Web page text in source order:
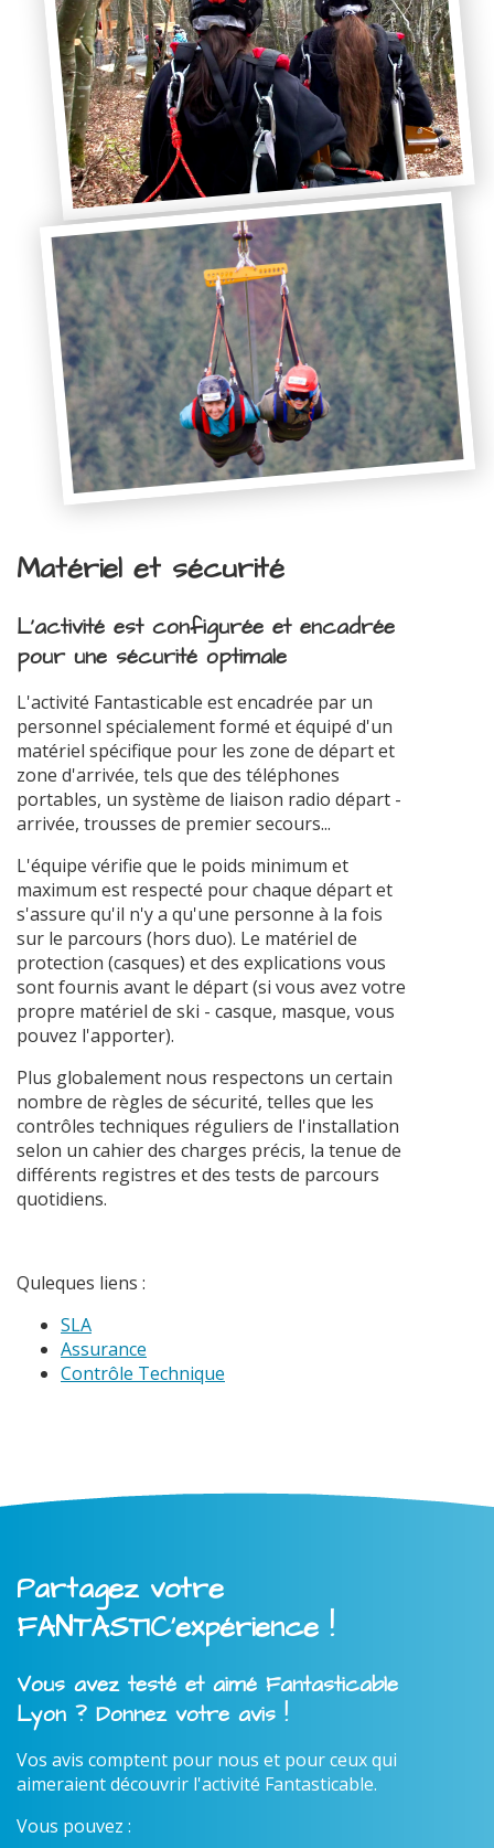
Matériel et sécurité
L'activité est configurée et encadrée
pour une sécurité optimale
L'activité Fantasticable est encadrée par un
personnel spécialement formé et équipé d'un
matériel spécifique pour les zone de départ et
zone d'arrivée, tels que des téléphones
portables, un système de liaison radio départ -
arrivée, trousses de premier secours...
L'équipe vérifie que le poids minimum et
maximum est respecté pour chaque départ et
s'assure qu'il n'y a qu'une personne à la fois
sur le parcours (hors duo). Le matériel de
protection (casques) et des explications vous
sont fournis avant le départ (si vous avez votre
propre matériel de ski - casque, masque, vous
pouvez l'apporter).
Plus globalement nous respectons un certain
nombre de règles de sécurité, telles que les
contrôles techniques réguliers de l'installation
selon un cahier des charges précis, la tenue de
différents registres et des tests de parcours
quotidiens.
Quleques liens :
SLA
Assurance
Contrôle Technique
Partagez votre
FANTASTIC'expérience !
Vous avez testé et aimé Fantasticable
Lyon ? Donnez votre avis !
Vos avis comptent pour nous et pour ceux qui
aimeraient découvrir l'activité Fantasticable.
Vous pouvez :